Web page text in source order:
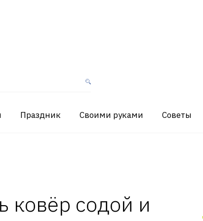
Праздник Своими руками Советы
ковёр содой и